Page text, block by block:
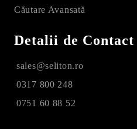
Căutare Avansată
Detalii de Contact
sales@seliton.ro
0317 800 248
0751 60 88 52